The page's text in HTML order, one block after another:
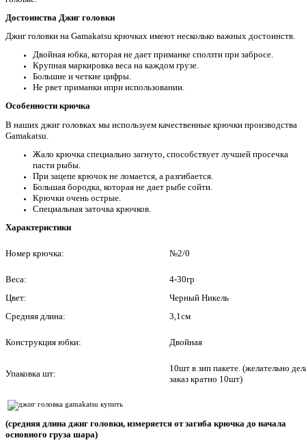
Достоинства Джиг головки
Джиг головки на Gamakatsu крючках имеют несколько важных достоинств.
Двойная юбка, которая не дает приманке сползти при забросе.
Крупная маркировка веса на каждом грузе.
Большие и четкие цифры.
Не рвет приманки ипри использовании.
Особенности крючка
В наших джиг головках мы используем качественные крючки производства
Gamakatsu.
Жало крючка специально загнуто, способствует лучшей просечка
пасти рыбы.
При зацепе крючок не ломается, а разгибается.
Большая бородка, которая не дает рыбе сойти.
Крючки очень острые.
Специальная заточка крючков.
Характеристики
Номер крючка: №2/0
Веса:
4-30гр
Цвет:
Черный Никель
Средняя длина:
3,1см
Конструкция юбки: Двойная
Упаковка шт:
10шт в зип пакете. (желательно
заказ кратно 10шт)
(средняя длина джиг головки, измеряется от загиба крючка до начала
основного груза шара)